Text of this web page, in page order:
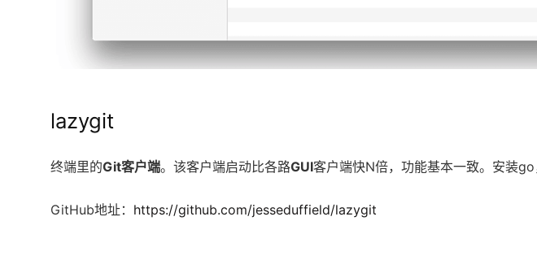
lazygit
终端里的Git客户端。该客户端启动比各路GUI客户端快N倍，功能基本一致。安装
GitHub地址： https://github.com/jesseduffield/lazygit